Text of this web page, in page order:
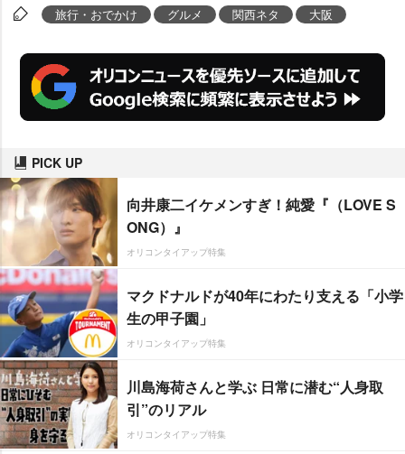
旅行・おでかけ グルメ 関西ネタ 大阪
PICK UP
向井康二イケメンすぎ！純愛『（LOVE S
ONG）』
オリコンタイアップ特集
マクドナルドが40年にわたり支える「小学
生の甲子園」
オリコンタイアップ特集
川島海荷さんと学ぶ 日常に潜む“人身取
引”のリアル
オリコンタイアップ特集